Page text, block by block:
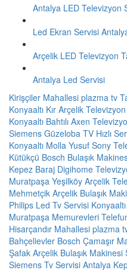
Antalya LED Televizyon
Led Ekran Servisi
Arçelik LED Televizyon
Antalya Led Servisi
Kirişçiler Mahallesi plazma tv
Konyaaltı Kır Arçelik
Konyaaltı Bahtılı Axen
Siemens Güzeloba TV Hızlı
Konyaaltı Molla Yusuf Sony
Kütükçü Bosch Bulaşık
Kepez Baraj Digihome
Muratpaşa Yeşilköy Arçelik
Mehmetçik Arçelik Bulaşık
Philips Led Tv Servisi Konyaaltı
Muratpaşa Memurevleri
Hisarçandır Mahallesi plazma
Bahçelievler Bosch Çamaşır
Şafak Arçelik Bulaşık Makinesi
Siemens Tv Servisi Antalya